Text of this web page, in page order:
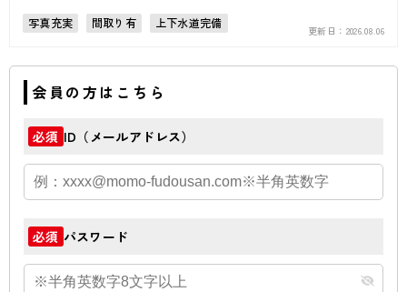
写真充実 間取り有 上下水道完備
更新日： 2026.08.06
会員の方はこちら
必須 ID（メールアドレス）
必須 パスワード